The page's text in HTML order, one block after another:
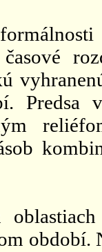
časové
Predsa
období.